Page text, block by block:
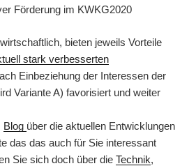
Förderung im KWKG2020
bieten jeweils Vorteile
stark verbesserten
Einbeziehung der Interessen der
Variante A) favorisiert und weiter
Blog über die aktuellen Entwicklungen
das das auch für Sie interessant
Sie sich doch über die Technik,